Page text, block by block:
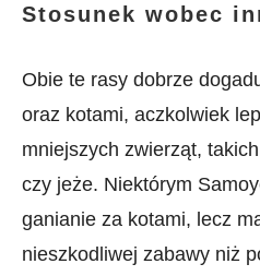
Stosunek wobec
Obie te rasy dobrze
oraz kotami, aczkolwiek
mniejszych zwierząt,
czy jeże. Niektórym
ganianie za kotami, lecz
nieszkodliwej zabawy niż